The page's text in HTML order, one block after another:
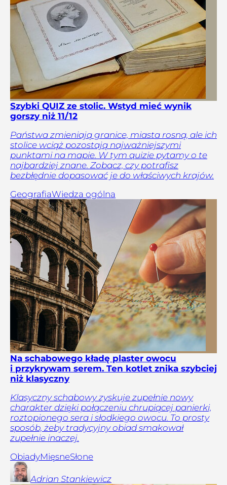
Szybki QUIZ ze stolic. Wstyd mieć wynik
gorszy niż 11/12
Państwa zmieniają granice, miasta rosną, ale ich
stolice wciąż pozostają najważniejszymi
punktami na mapie. W tym quizie pytamy o te
najbardziej znane. Zobacz, czy potrafisz
bezbłędnie dopasować je do właściwych krajów.
GeografiaWiedza ogólna
Na schabowego kładę plaster owocu
i przykrywam serem. Ten kotlet znika szybciej
niż klasyczny
Klasyczny schabowy zyskuje zupełnie nowy
charakter dzięki połączeniu chrupiącej panierki,
roztopionego sera i słodkiego owocu. To prosty
sposób, żeby tradycyjny obiad smakował
zupełnie inaczej.
ObiadyMięsneSłone
Adrian Stankiewicz